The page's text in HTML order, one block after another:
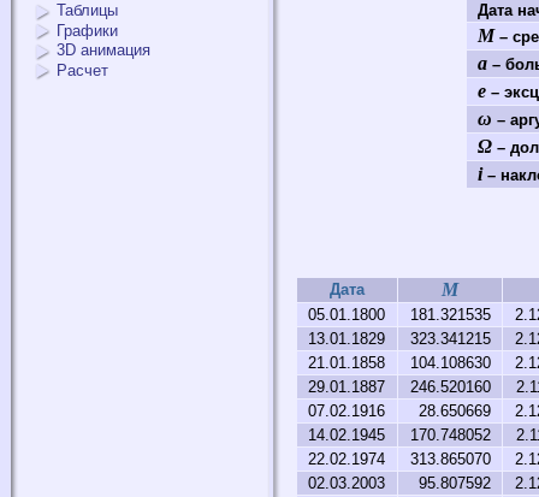
Таблицы
Графики
3D анимация
Расчет
Дата
M –
a–
e–
ω –
Ω–
i–
Дата M
05.01.1800 181.321535
13.01.1829
323.341215
21.01.1858
104.108630
29.01.1887
246.520160
07.02.1916
28.650669
14.02.1945
170.748052
22.02.1974
313.865070
02.03.2003
95.807592